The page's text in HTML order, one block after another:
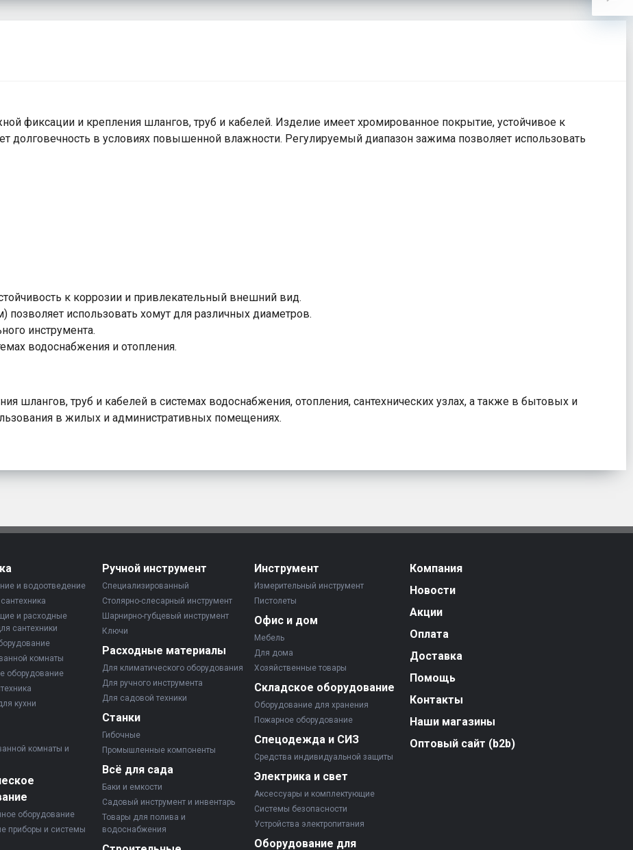
фиксации и крепления шлангов, труб и кабелей. Изделие имеет хромированное покрытие, устойчивое к
долговечность в условиях повышенной влажности. Регулируемый диапазон зажима позволяет использовать
к коррозии и привлекательный внешний вид.
использовать хомут для различных диаметров.
инструмента.
водоснабжения и отопления.
шлангов, труб и кабелей в системах водоснабжения, отопления, сантехнических узлах, а также в бытовых и
в жилых и административных помещениях.
и водоотведение
и расходные
сантехники
комнаты
оборудование
кухни
комнаты и
оборудование
приборы и системы
Ручной инструмент
Специализированный
Столярно-слесарный инструмент
Шарнирно-губцевый инструмент
Ключи
Расходные материалы
Для климатического оборудования
Для ручного инструмента
Для садовой техники
Станки
Гибочные
Промышленные компоненты
Всё для сада
Баки и емкости
Садовый инструмент и инвентарь
Товары для полива и
водоснабжения
Инструмент
Измерительный инструмент
Пистолеты
Офис и дом
Мебель
Для дома
Хозяйственные товары
Складское оборудование
Оборудование для хранения
Пожарное оборудование
Спецодежда и СИЗ
Средства индивидуальной защиты
Электрика и свет
Аксессуары и комплектующие
Системы безопасности
Устройства электропитания
Оборудование для
Компания
Новости
Акции
Оплата
Доставка
Помощь
Контакты
Наши магазины
Оптовый сайт (b2b)